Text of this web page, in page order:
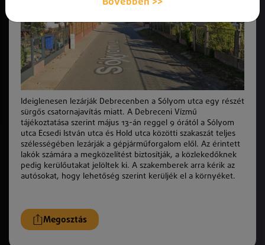
Ideiglenesen lezárják Debrecenben a Sólyom utca egy részét
sürgős csatornajavítás miatt. A Debreceni Vízmű
tájékoztatása szerint május 13-án reggel 9 órától a Sólyom
utca Ecsedi István utca és Hold utca közötti szakaszát teljes
szélességében lezárják a gépjárműforgalom elől. Az érintett
lakók számára a megközelítést biztosítják, a közlekedőknek
pedig kerülőutakat jelöltek ki. A szakemberek arra kérik az
autósokat, hogy lehetőség szerint kerüljék el a környéket.
Megosztás
Bővebben >>